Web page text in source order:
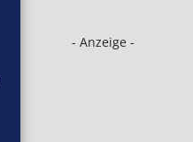
- Anzeige -